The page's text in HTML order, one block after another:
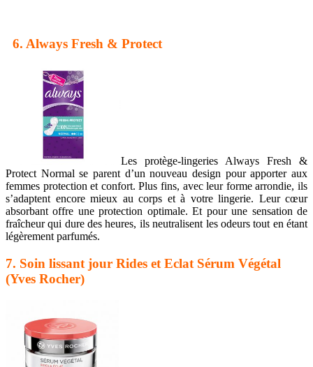
6. Always Fresh & Protect
Les protège-lingeries Always Fresh &
Protect Normal se parent d’un nouveau design pour apporter aux
femmes protection et confort. Plus fins, avec leur forme arrondie, ils
s’adaptent encore mieux au corps et à votre lingerie. Leur cœur
absorbant offre une protection optimale. Et pour une sensation de
fraîcheur qui dure des heures, ils neutralisent les odeurs tout en étant
légèrement parfumés.
7. Soin lissant jour Rides et Eclat Sérum Végétal
(Yves Rocher)